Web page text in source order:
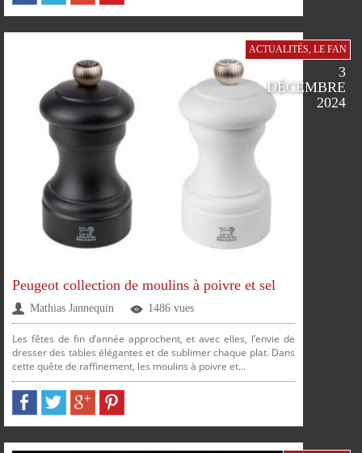
PARTAGERPARTAGERPARTAGERPARTAGER
ACTUALITÉS, LE FAN
3
DÉCEMBRE
2024
Peugeot collection de moulins à poivre et sel
Mathias Jannequin 1486 vues
Les fêtes de fin d’année approchent, et avec elles, l’envie de
dresser des tables élégantes et de sublimer chaque plat. Dans
cette quête de raffinement, les moulins à poivre et...